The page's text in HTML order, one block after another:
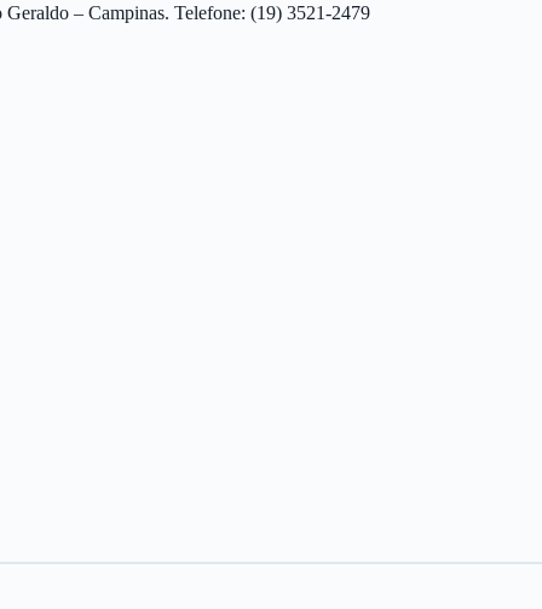
– Campinas. Telefone: (19) 3521-2479